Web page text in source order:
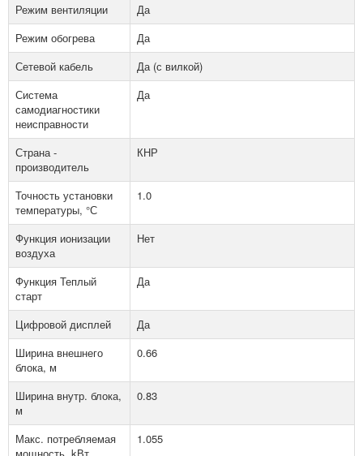
Режим вентиляции
Да
Режим обогрева
Да
Сетевой кабель
Да (с вилкой)
Система
самодиагностики
неисправности
Да
Страна -
производитель
КНР
Точность установки
температуры, °С
1.0
Функция ионизации
воздуха
Нет
Функция Теплый
старт
Да
Цифровой дисплей
Да
Ширина внешнего
блока, м
0.66
Ширина внутр. блока,
м
0.83
Макс. потребляемая
1.055